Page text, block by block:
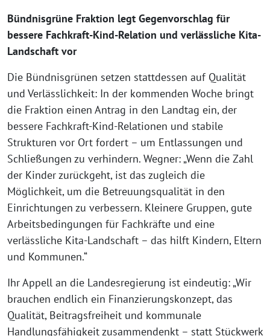
Bündnisgrüne Fraktion legt Gegenvorschlag für
bessere Fachkraft-Kind-Relation und verlässliche Kita-
Landschaft vor
Die Bündnisgrünen setzen stattdessen auf Qualität
und Verlässlichkeit: In der kommenden Woche bringt
die Fraktion einen Antrag in den Landtag ein, der
bessere Fachkraft-Kind-Relationen und stabile
Strukturen vor Ort fordert – um Entlassungen und
Schließungen zu verhindern. Wegner: „Wenn die Zahl
der Kinder zurückgeht, ist das zugleich die
Möglichkeit, um die Betreuungsqualität in den
Einrichtungen zu verbessern. Kleinere Gruppen, gute
Arbeitsbedingungen für Fachkräfte und eine
verlässliche Kita-Landschaft – das hilft Kindern, Eltern
und Kommunen.“
Ihr Appell an die Landesregierung ist eindeutig: „Wir
brauchen endlich ein Finanzierungskonzept, das
Qualität, Beitragsfreiheit und kommunale
Handlungsfähigkeit zusammendenkt – statt Stückwerk